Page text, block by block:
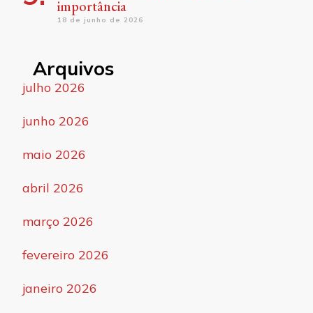
importância
18 de junho de 2026
Arquivos
julho 2026
junho 2026
maio 2026
abril 2026
março 2026
fevereiro 2026
janeiro 2026